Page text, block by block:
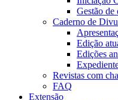
Gestão de
Caderno de
Edição
Edições
Revistas com
FAQ
Extensão